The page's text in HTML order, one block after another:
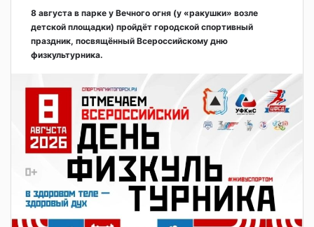
8 августа в парке у Вечного огня (у «ракушки» возле
детской площадки) пройдёт городской спортивный
праздник, посвящённый Всероссийскому дню
физкультурника.